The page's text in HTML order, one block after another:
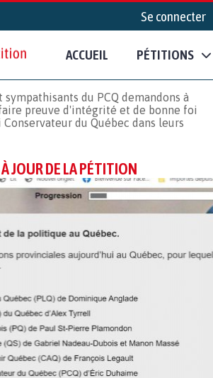
Se connecter
ACCUEIL PÉTITIONS
sympathisants du PCQ demandons à
preuve d'intégrité et de bonne foi
du Québec dans leurs
JOUR DE LA PÉTITION